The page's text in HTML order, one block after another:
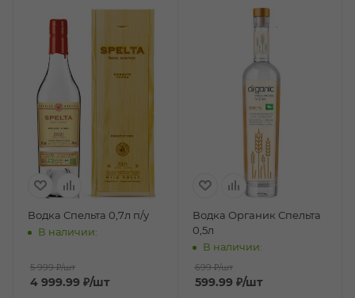
Водка Спельта 0,7л п/у
В наличии:
5 999 ₽/шт
4 999.99 ₽/шт
Водка Органик Спельта
0,5л
В наличии:
699 ₽/шт
599.99₽/шт